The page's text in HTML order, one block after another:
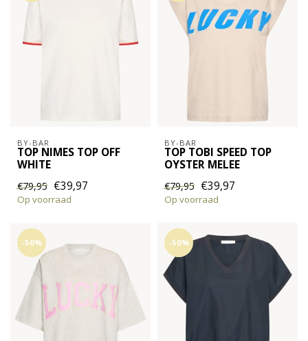
BY-BAR
TOP NIMES TOP OFF
WHITE
€79,95 €39,97
Op voorraad
BY-BAR
TOP TOBI SPEED TOP
OYSTER MELEE
€79,95 €39,97
Op voorraad
-50% -50%